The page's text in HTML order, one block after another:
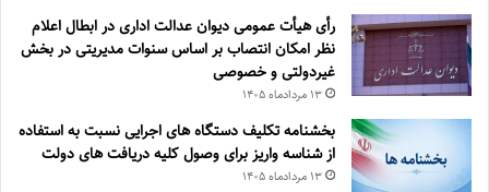
رأی هیأت عمومی دیوان عدالت اداری در ابطال اعلام
نظر امکان انتصاب بر اساس سنوات مدیریتی در بخش
غیردولتی و خصوصی
۱۳ مرداد‌ماه ۱۴۰۵
بخشنامه تکلیف دستگاه های اجرایی نسبت به استفاده
از شناسه واریز برای وصول کلیه دریافت های دولت
۱۳ مرداد‌ماه ۱۴۰۵